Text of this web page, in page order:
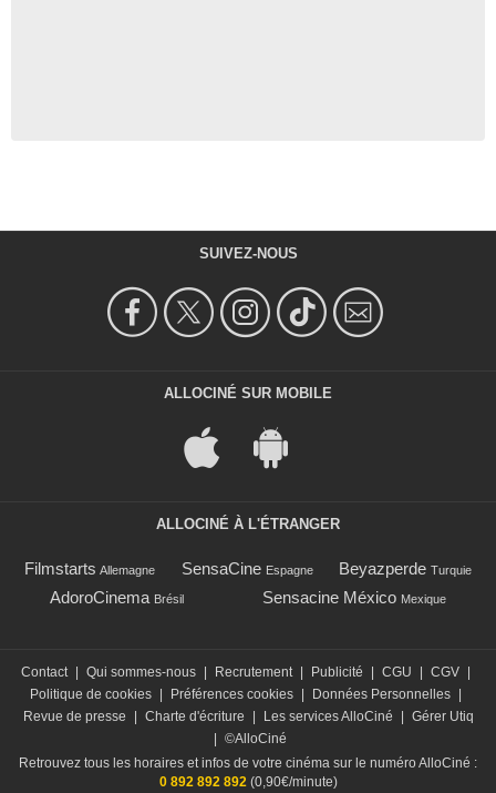
SUIVEZ-NOUS
ALLOCINÉ SUR MOBILE
ALLOCINÉ À L'ÉTRANGER
Filmstarts Allemagne SensaCine Espagne Beyazperde Turquie
AdoroCinema Brésil Sensacine México Mexique
Contact Qui sommes-nous Recrutement Publicité CGU CGV
Politique de cookies
Préférences cookies Données Personnelles
Revue de presse
Charte d'écriture Les services AlloCiné
Gérer Utiq
©AlloCiné
Retrouvez tous les horaires et infos de votre cinéma sur le numéro AlloCiné :
0 892 892 892(0,90€/minute)